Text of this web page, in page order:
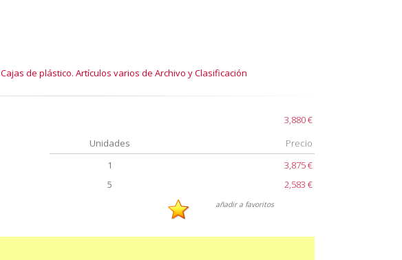
Cajas de plástico. Artículos varios de Archivo y Clasificación
3,880 €
Unidades
Precio
1
3,875 €
5
2,583 €
añadir a favoritos